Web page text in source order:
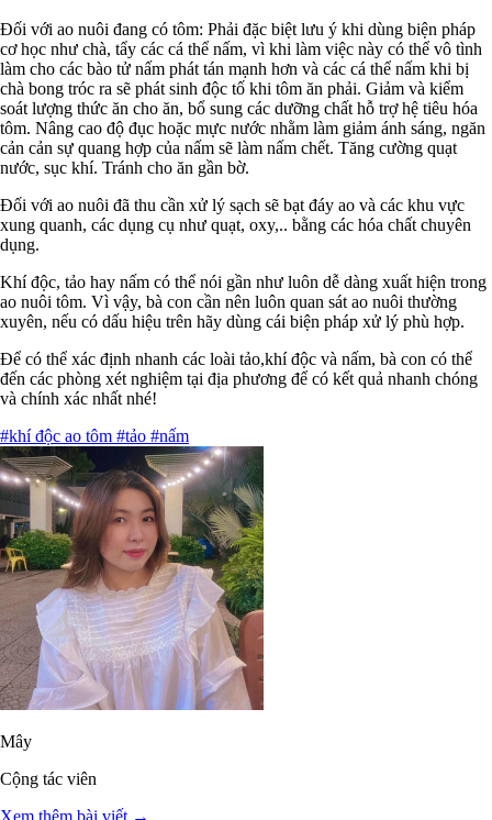
Đối với ao nuôi đang có tôm: Phải đặc biệt lưu ý khi dùng biện pháp
cơ học như chà, tẩy các cá thể nấm, vì khi làm việc này có thể vô tình
làm cho các bào tử nấm phát tán mạnh hơn và các cá thể nấm khi bị
chà bong tróc ra sẽ phát sinh độc tố khi tôm ăn phải. Giảm và kiểm
soát lượng thức ăn cho ăn, bổ sung các dưỡng chất hỗ trợ hệ tiêu hóa
tôm. Nâng cao độ đục hoặc mực nước nhằm làm giảm ánh sáng, ngăn
cản cản sự quang hợp của nấm sẽ làm nấm chết. Tăng cường quạt
nước, sục khí. Tránh cho ăn gần bờ.
Đối với ao nuôi đã thu cần xử lý sạch sẽ bạt đáy ao và các khu vực
xung quanh, các dụng cụ như quạt, oxy,.. bằng các hóa chất chuyên
dụng.
Khí độc, tảo hay nấm có thể nói gần như luôn dễ dàng xuất hiện trong
ao nuôi tôm. Vì vậy, bà con cần nên luôn quan sát ao nuôi thường
xuyên, nếu có dấu hiệu trên hãy dùng cái biện pháp xử lý phù hợp.
Để có thể xác định nhanh các loài tảo,khí độc và nấm, bà con có thể
đến các phòng xét nghiệm tại địa phương để có kết quả nhanh chóng
và chính xác nhất nhé!
#khí độc ao tôm #tảo #nấm
Mây
Cộng tác viên
Xem thêm bài viết →